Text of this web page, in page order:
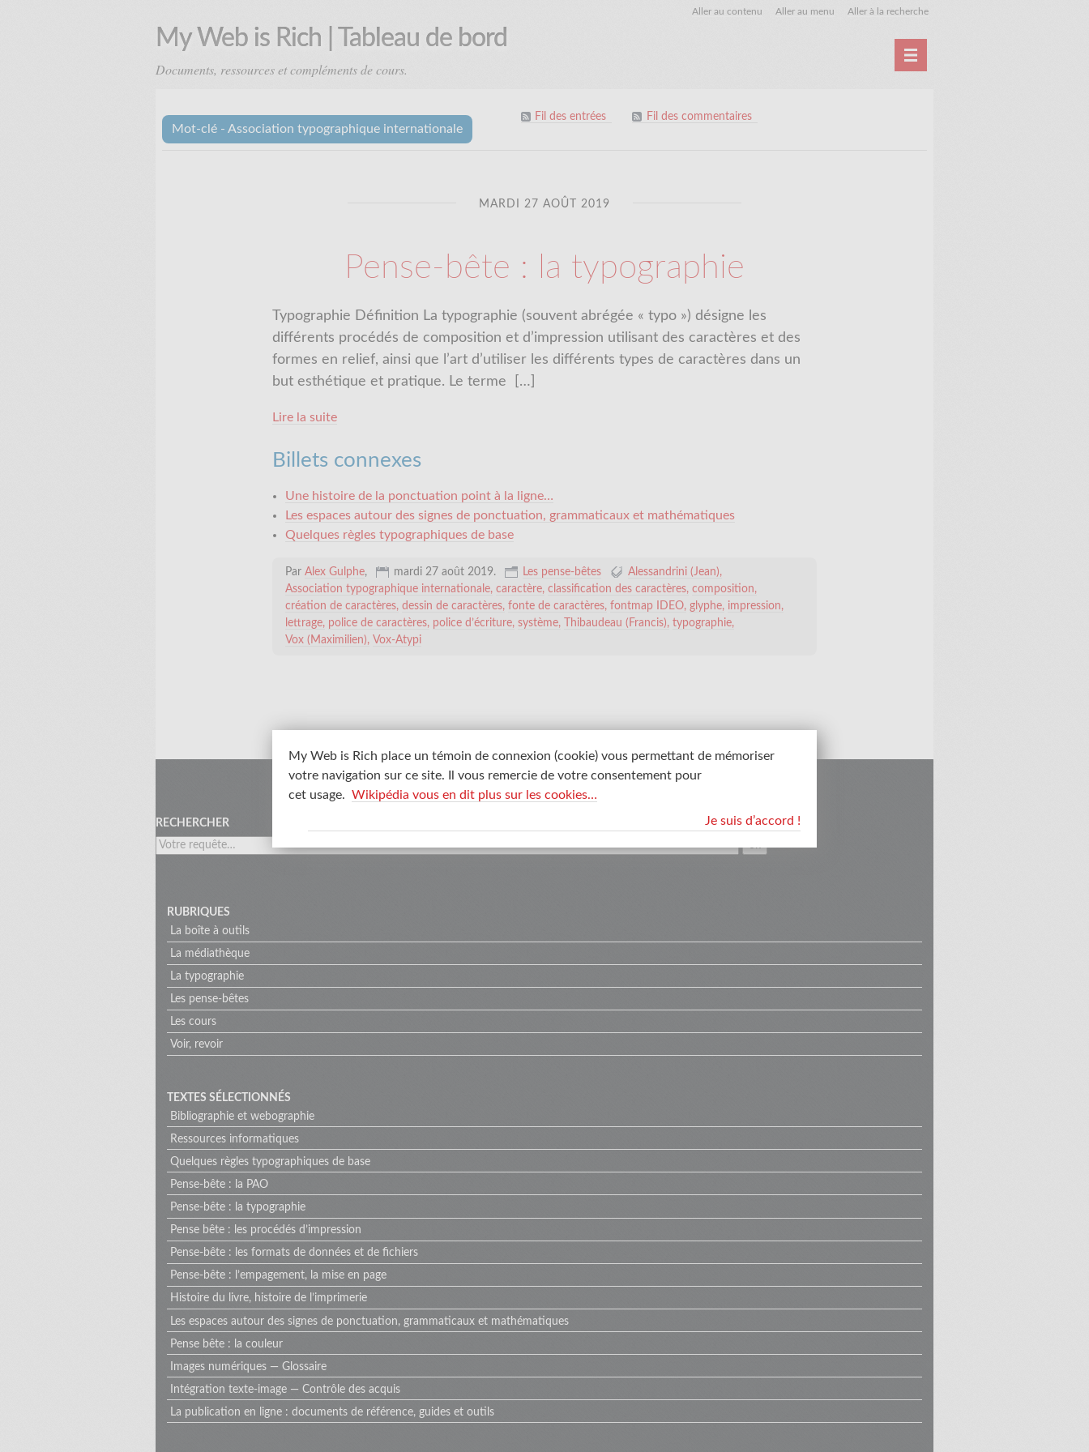
Aller au contenu Aller au menu Aller à la recherche
My Web is Rich | Tableau de bord
Documents, ressources et compléments de cours.
Mot-clé - Association typographique internationale
Fil des entrées Fil des commentaires
MARDI 27 AOÛT 2019
Pense-bête : la typographie
Typographie Définition La typographie (souvent abrégée « typo ») désigne les
différents procédés de composition et d’impression utilisant des caractères et des
formes en relief, ainsi que l’art d’utiliser les différents types de caractères dans un
but esthétique et pratique. Le terme
[…]
Lire la suite
Billets connexes
Une histoire de la ponctuation point à la ligne…
Les espaces autour des signes de ponctuation, grammaticaux et mathématiques
Quelques règles typographiques de base
Par Alex Gulphe, mardi 27 août 2019. Les pense-bêtes
Alessandrini (Jean)
Association typographique internationale caractère classification des caractères composition
création de caractères dessin de caractères fonte de caractères fontmap IDEO glyphe impression
lettrage police de caractères police d’écriture système Thibaudeau (Francis) typographie
Vox (Maximilien)
Vox-Atypi
RECHERCHER
RUBRIQUES
La boîte à outils
La médiathèque
La typographie
Les pense-bêtes
Les cours
Voir, revoir
TEXTES SÉLECTIONNÉS
Bibliographie et webographie
Ressources informatiques
Quelques règles typographiques de base
Pense-bête : la PAO
Pense-bête : la typographie
Pense bête : les procédés d’impression
Pense-bête : les formats de données et de fichiers
Pense-bête : l’empagement, la mise en page
Histoire du livre, histoire de l’imprimerie
Les espaces autour des signes de ponctuation, grammaticaux et mathématiques
Pense bête : la couleur
Images numériques — Glossaire
Intégration texte-image — Contrôle des acquis
La publication en ligne : documents de référence, guides et outils
My Web is Rich place un témoin de connexion (cookie) vous permettant de mémoriser
votre navigation sur ce site. Il vous remercie de votre consentement pour
cet usage. Wikipédia vous en dit plus sur les cookies…
Je suis d’accord !